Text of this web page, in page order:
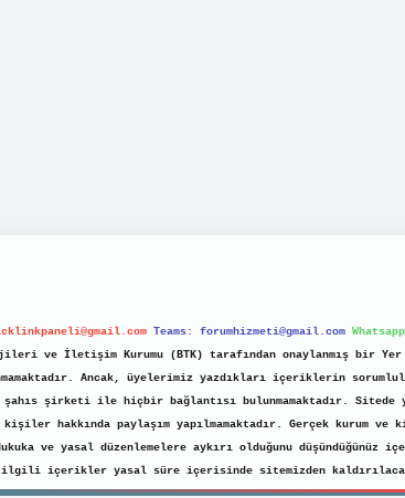
Teams: forumhizmeti@gmail.com
ve İletişim Kurumu (BTK) tarafından onaylanmış bir
Ancak, üyelerimiz yazdıkları içeriklerin
şirketi ile hiçbir bağlantısı bulunmamaktadır. Sitede
hakkında paylaşım yapılmamaktadır. Gerçek
ve yasal düzenlemelere aykırı olduğunu düşündüğünüz
ilgili içerikler yasal süre içerisinde sitemizden